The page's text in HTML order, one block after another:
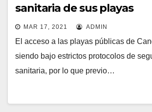
sanitaria de sus playas
MAR 17, 2021 ADMIN
El acceso a las playas públicas de
siendo bajo estrictos protocolos de
sanitaria, por lo que previo…